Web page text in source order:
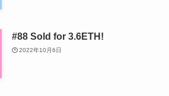
#88 Sold for 3.6ETH!
2022年10月6日